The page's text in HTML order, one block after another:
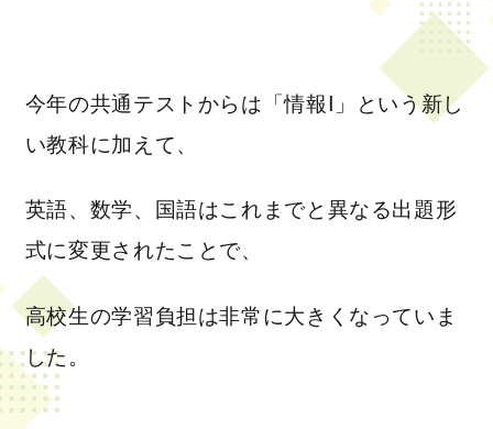
今年の共通テストからは「情報Ⅰ」という新し
い教科に加えて、
英語、数学、国語はこれまでと異なる出題形
式に変更されたことで、
高校生の学習負担は非常に大きくなっていま
した。